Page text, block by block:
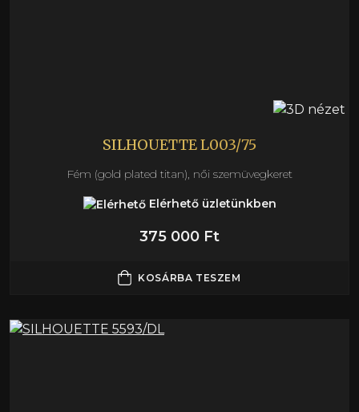
SILHOUETTE L003/75
Fém (gold plated titan), női szemüvegkeret
Elérhető üzletünkben
375 000 Ft
KOSÁRBA TESZEM